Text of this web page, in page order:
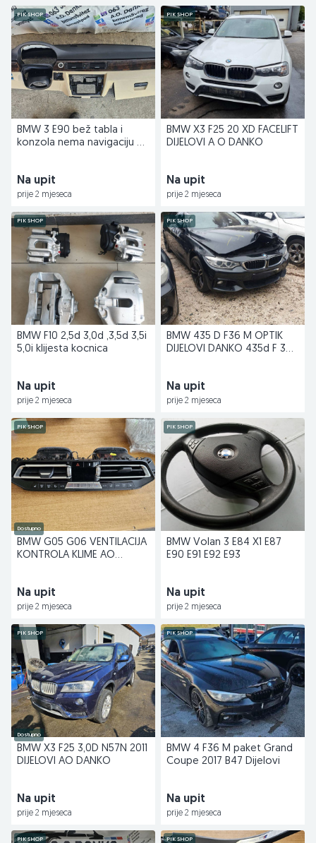
PIK SHOP
BMW 3 E90 bež tabla i
konzola nema navigaciju S
Na upit
prije 2 mjeseca
PIK SHOP
BMW X3 F25 20 XD FACELIFT
DIJELOVI A O DANKO
Na upit
prije 2 mjeseca
PIK SHOP
BMW F10 2,5d 3,0d ,3,5d 3,5i
5,0i klijesta kocnica
Na upit
prije 2 mjeseca
PIK SHOP
BMW 435 D F36 M OPTIK
DIJELOVI DANKO 435d F 36
Na upit
prije 2 mjeseca
PIK SHOP
Dostupno
BMW G05 G06 VENTILACIJA
KONTROLA KLIME AO
Na upit
prije 2 mjeseca
PIK SHOP
BMW Volan 3 E84 X1 E87
E90 E91 E92 E93
Na upit
prije 2 mjeseca
PIK SHOP
Dostupno
BMW X3 F25 3,0D N57N 2011
DIJELOVI AO DANKO
Na upit
prije 2 mjeseca
PIK SHOP
BMW 4 F36 M paket Grand
Coupe 2017 B47 Dijelovi
Na upit
prije 2 mjeseca
PIK SHOP PIK SHOP